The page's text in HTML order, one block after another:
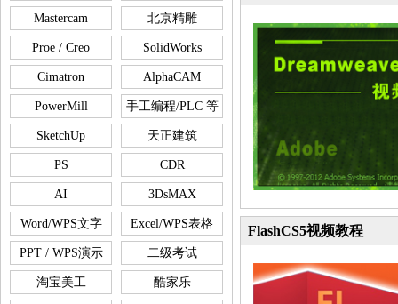
Mastercam 北京精雕
Proe / Creo SolidWorks
Cimatron AlphaCAM
PowerMill 手工编程/PLC 等
SketchUp 天正建筑
PS CDR
AI 3DsMAX
Word/WPS文字 Excel/WPS表格
PPT / WPS演示 二级考试
淘宝美工 酷家乐
FlashCS5视频教程